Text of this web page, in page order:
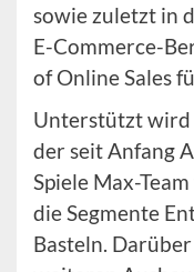
sowie zuletzt in
E-Commerce-
of Online Sales
Unterstützt wird
der seit Anfang
Spiele Max-
die Segmente
Basteln.